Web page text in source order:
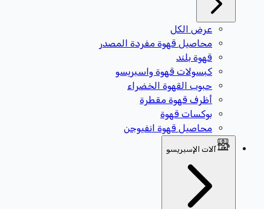
عرض الكل
محاصيل قهوة مفردة المصدر
قهوة بلند
كبسولات قهوة واسبريسو
حبوب القهوة الخضراء
أظرف قهوة مقطرة
بوكسات قهوة
محاصيل قهوة انفيوجن
آلات الإسبريسو